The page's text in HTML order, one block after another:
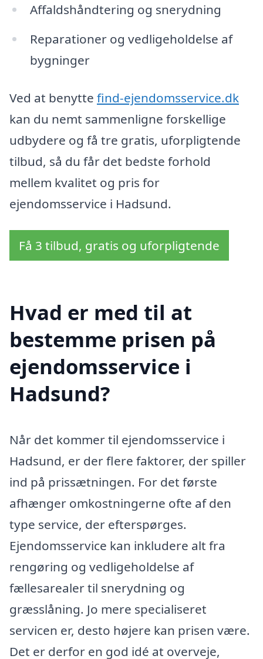
Affaldshåndtering og snerydning
Reparationer og vedligeholdelse af
bygninger
Ved at benytte find-ejendomsservice.dk
kan du nemt sammenligne forskellige
udbydere og få tre gratis, uforpligtende
tilbud, så du får det bedste forhold
mellem kvalitet og pris for
ejendomsservice i Hadsund.
Få 3 tilbud, gratis og uforpligtende
Hvad er med til at
bestemme prisen på
ejendomsservice i
Hadsund?
Når det kommer til ejendomsservice i
Hadsund, er der flere faktorer, der spiller
ind på prissætningen. For det første
afhænger omkostningerne ofte af den
type service, der efterspørges.
Ejendomsservice kan inkludere alt fra
rengøring og vedligeholdelse af
fællesarealer til snerydning og
græsslåning. Jo mere specialiseret
servicen er, desto højere kan prisen være.
Det er derfor en god idé at overveje,